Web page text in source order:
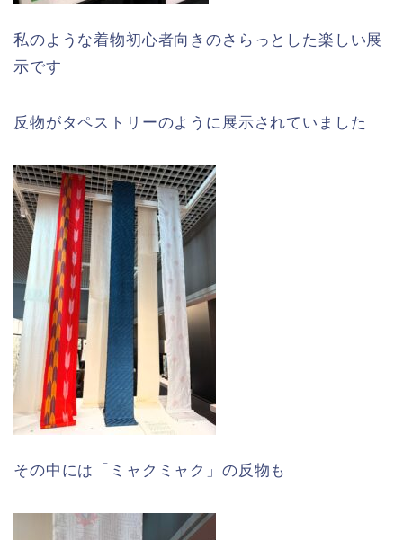
私のような着物初心者向きのさらっとした楽しい展
示です
反物がタペストリーのように展示されていました
その中には「ミャクミャク」の反物も